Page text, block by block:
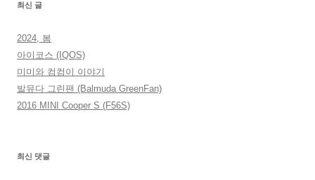
최신 글
2024, 봄
아이코스 (IQOS)
미미와 컴컴이 이야기
발뮤다 그린팬 (Balmuda GreenFan)
2016 MINI Cooper S (F56S)
최신 댓글